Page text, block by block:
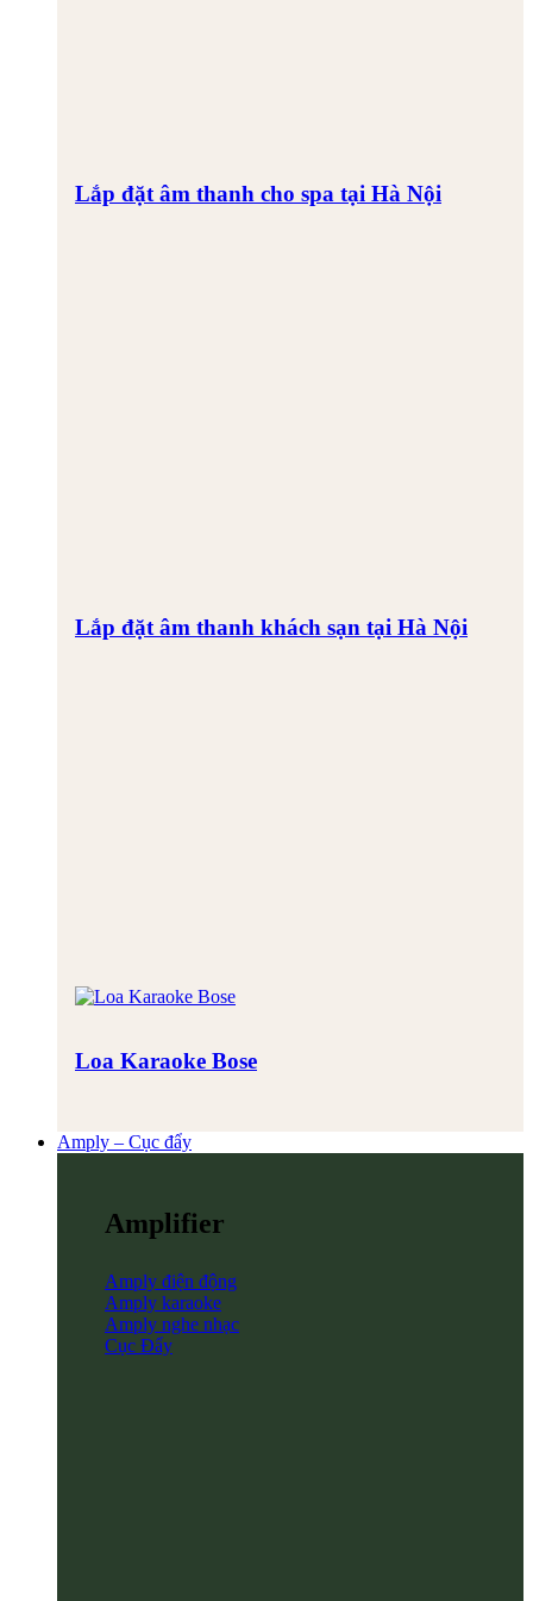
Lắp đặt âm thanh cho spa tại Hà Nội
Lắp đặt âm thanh khách sạn tại Hà Nội
Loa Karaoke Bose
Amply – Cục đẩy
Amplifier
Amply điện động
Amply karaoke
Amply nghe nhạc
Cục Đẩy